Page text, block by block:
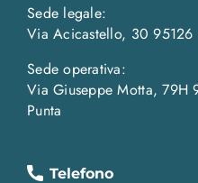
Sede legale:
Via Acicastello, 30 95126
Sede operativa:
Via Giuseppe Motta, 79H
Punta
Telefono